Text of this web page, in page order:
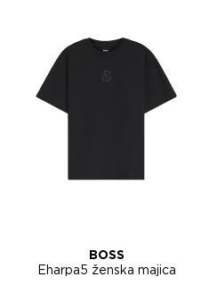
BOSS
Eharpa5 ženska majica